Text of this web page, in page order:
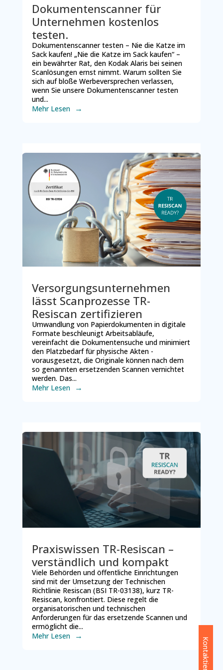
Dokumentenscanner für
Unternehmen kostenlos
testen.
Dokumentenscanner testen – Nie die Katze im
Sack kaufen! „Nie die Katze im Sack kaufen“ –
ein bewährter Rat, den Kodak Alaris bei seinen
Scanlösungen ernst nimmt. Warum sollten Sie
sich auf bloße Werbeversprechen verlassen,
wenn Sie unsere Dokumentenscanner testen
und...
Mehr Lesen
Versorgungsunternehmen
lässt Scanprozesse TR-
Resiscan zertifizieren
Umwandlung von Papierdokumenten in digitale
Formate beschleunigt Arbeitsabläufe,
vereinfacht die Dokumentensuche und minimiert
den Platzbedarf für physische Akten -
vorausgesetzt, die Originale können nach dem
so genannten ersetzenden Scannen vernichtet
werden. Das...
Mehr Lesen
Praxiswissen TR-Resiscan –
verständlich und kompakt
Viele Behörden und öffentliche Einrichtungen
sind mit der Umsetzung der Technischen
Richtlinie Resiscan (BSI TR-03138), kurz TR-
Resiscan, konfrontiert. Diese regelt die
organisatorischen und technischen
Anforderungen für das ersetzende Scannen und
ermöglicht die...
Mehr Lesen